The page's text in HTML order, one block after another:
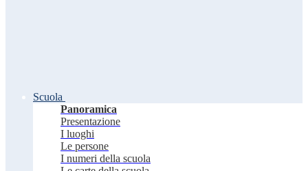
Scuola
Panoramica
Presentazione
I luoghi
Le persone
I numeri della scuola